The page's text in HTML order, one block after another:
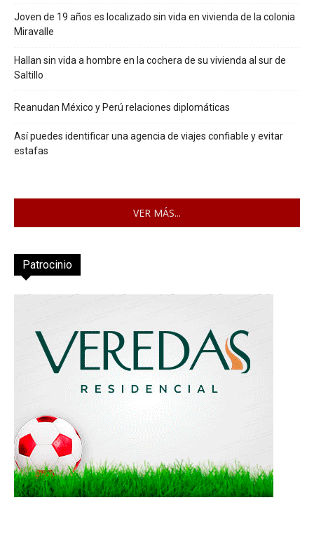
Joven de 19 años es localizado sin vida en vivienda de la colonia
Miravalle
Hallan sin vida a hombre en la cochera de su vivienda al sur de
Saltillo
Reanudan México y Perú relaciones diplomáticas
Así puedes identificar una agencia de viajes confiable y evitar
estafas
VER MÁS...
Patrocinio